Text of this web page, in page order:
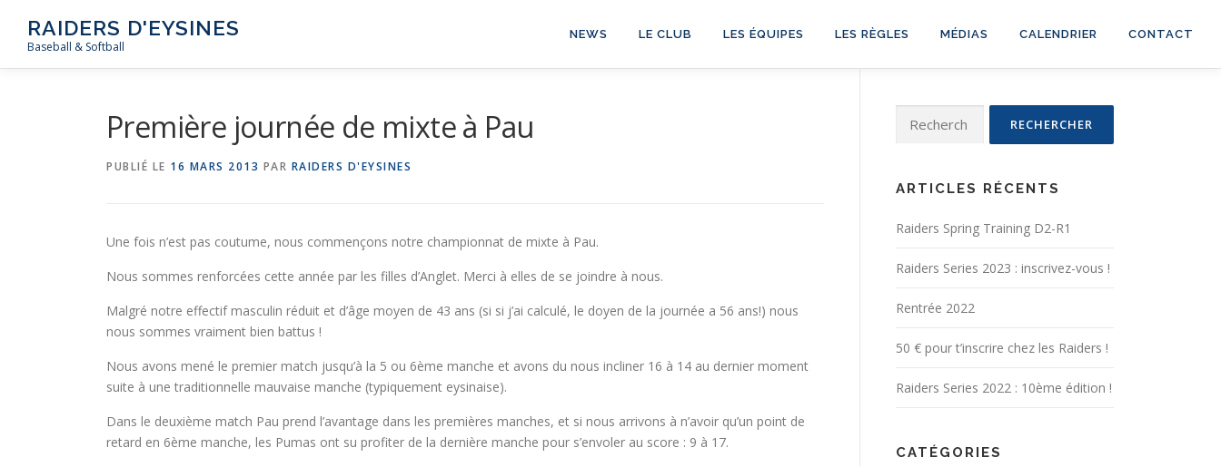
contenu
RAIDERS D'EYSINES
Baseball & Softball
NEWS LE CLUB LES ÉQUIPES LES RÈGLES MÉDIAS CALENDRIER CONTACT
Première journée de mixte à Pau
PUBLIÉ LE 16 MARS 2013 PAR RAIDERS D'EYSINES
Une fois n’est pas coutume, nous commençons notre championnat de mixte à Pau.
Nous sommes renforcées cette année par les filles d’Anglet. Merci à elles de se joindre à nous.
Malgré notre effectif masculin réduit et d’âge moyen de 43 ans (si si j’ai calculé, le doyen de la journée a 56 ans!) nous
nous sommes vraiment bien battus !
Nous avons mené le premier match jusqu’à la 5 ou 6ème manche et avons du nous incliner 16 à 14 au dernier moment
suite à une traditionnelle mauvaise manche (typiquement eysinaise).
Dans le deuxième match Pau prend l’avantage dans les premières manches, et si nous arrivons à n’avoir qu’un point de
retard en 6ème manche, les Pumas ont su profiter de la dernière manche pour s’envoler au score : 9 à 17.
ARTICLES RÉCENTS
Raiders Spring Training D2-R1
Raiders Series 2023 : inscrivez-vous !
Rentrée 2022
50 € pour t’inscrire chez les Raiders !
Raiders Series 2022 : 10ème édition !
CATÉGORIES